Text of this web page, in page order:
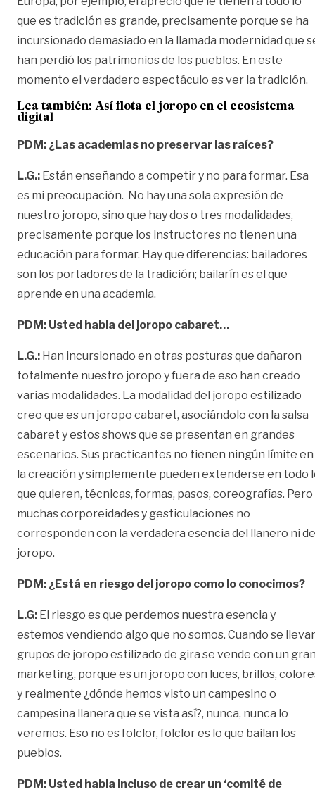
que es tradición es grande, precisamente porque se ha
incursionado demasiado en la llamada modernidad que
han perdió los patrimonios de los pueblos. En este
momento el verdadero espectáculo es ver la tradición.
Lea también: Así flota el joropo en el ecosistema
digital
PDM: ¿Las academias no preservar las raíces?
L.G.: Están enseñando a competir y no para formar. Esa
es mi preocupación. No hay una sola expresión de
nuestro joropo, sino que hay dos o tres modalidades,
precisamente porque los instructores no tienen una
educación para formar. Hay que diferencias: bailadores
son los portadores de la tradición; bailarín es el que
aprende en una academia.
PDM: Usted habla del joropo cabaret…
L.G.: Han incursionado en otras posturas que dañaron
totalmente nuestro joropo y fuera de eso han creado
varias modalidades. La modalidad del joropo estilizado
creo que es un joropo cabaret, asociándolo con la salsa
cabaret y estos shows que se presentan en grandes
escenarios. Sus practicantes no tienen ningún límite en
la creación y simplemente pueden extenderse en todo
que quieren, técnicas, formas, pasos, coreografías. Pero
muchas corporeidades y gesticulaciones no
corresponden con la verdadera esencia del llanero ni
joropo.
PDM: ¿Está en riesgo del joropo como lo conocimos?
L.G: El riesgo es que perdemos nuestra esencia y
estemos vendiendo algo que no somos. Cuando se
grupos de joropo estilizado de gira se vende con un
marketing, porque es un joropo con luces, brillos,
y realmente ¿dónde hemos visto un campesino o
campesina llanera que se vista así?, nunca, nunca lo
veremos. Eso no es folclor, folclor es lo que bailan los
pueblos.
PDM: Usted habla incluso de crear un ‘comité de